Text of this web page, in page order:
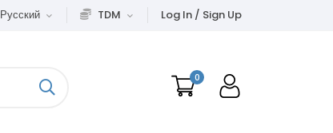
Русский TDM Log In / Sign Up
0